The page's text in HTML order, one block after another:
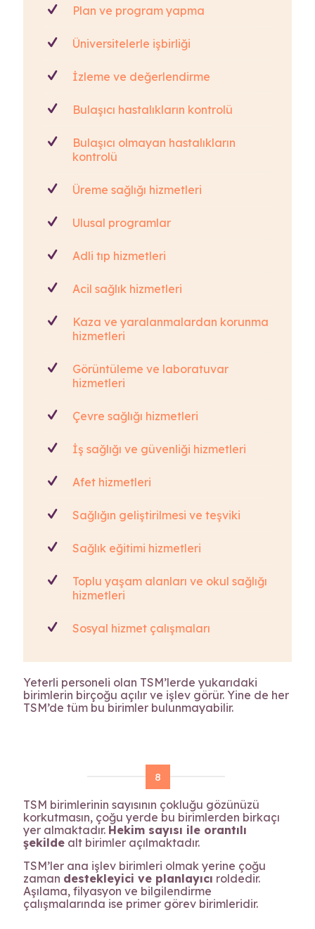
Plan ve program yapma
Üniversitelerle işbirliği
İzleme ve değerlendirme
Bulaşıcı hastalıkların kontrolü
Bulaşıcı olmayan hastalıkların
kontrolü
Üreme sağlığı hizmetleri
Ulusal programlar
Adli tıp hizmetleri
Acil sağlık hizmetleri
Kaza ve yaralanmalardan korunma
hizmetleri
Görüntüleme ve laboratuvar
hizmetleri
Çevre sağlığı hizmetleri
İş sağlığı ve güvenliği hizmetleri
Afet hizmetleri
Sağlığın geliştirilmesi ve teşviki
Sağlık eğitimi hizmetleri
Toplu yaşam alanları ve okul sağlığı
hizmetleri
Sosyal hizmet çalışmaları
Yeterli personeli olan TSM’lerde yukarıdaki
birimlerin birçoğu açılır ve işlev görür. Yine de her
TSM’de tüm bu birimler bulunmayabilir.
8
TSM birimlerinin sayısının çokluğu gözünüzü
korkutmasın, çoğu yerde bu birimlerden birkaçı
yer almaktadır. Hekim sayısı ile orantılı
şekilde alt birimler açılmaktadır.
TSM’ler ana işlev birimleri olmak yerine çoğu
zaman destekleyici ve planlayıcı roldedir.
Aşılama, filyasyon ve bilgilendirme
çalışmalarında ise primer görev birimleridir.